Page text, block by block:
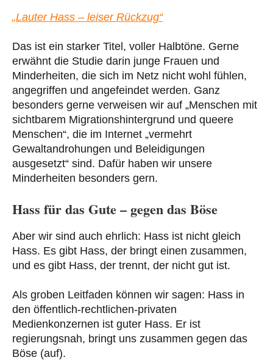
„Lauter Hass – leiser Rückzug“
Das ist ein starker Titel, voller Halbtöne. Gerne
erwähnt die Studie darin junge Frauen und
Minderheiten, die sich im Netz nicht wohl fühlen,
angegriffen und angefeindet werden. Ganz
besonders gerne verweisen wir auf „Menschen mit
sichtbarem Migrationshintergrund und queere
Menschen“, die im Internet „vermehrt
Gewaltandrohungen und Beleidigungen
ausgesetzt“ sind. Dafür haben wir unsere
Minderheiten besonders gern.
Hass für das Gute – gegen das Böse
Aber wir sind auch ehrlich: Hass ist nicht gleich
Hass. Es gibt Hass, der bringt einen zusammen,
und es gibt Hass, der trennt, der nicht gut ist.
Als groben Leitfaden können wir sagen: Hass in
den öffentlich-rechtlichen-privaten
Medienkonzernen ist guter Hass. Er ist
regierungsnah, bringt uns zusammen gegen das
Böse (auf).